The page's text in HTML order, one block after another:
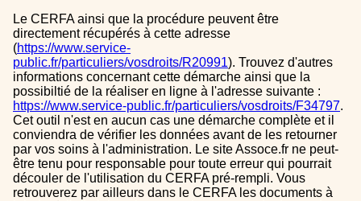
Le CERFA ainsi que la procédure peuvent être
directement récupérés à cette adresse
(https://www.service-
public.fr/particuliers/vosdroits/R20991). Trouvez d'autres
informations concernant cette démarche ainsi que la
possibiltié de la réaliser en ligne à l'adresse suivante :
https://www.service-public.fr/particuliers/vosdroits/F34797.
Cet outil n'est en aucun cas une démarche complète et il
conviendra de vérifier les données avant de les retourner
par vos soins à l'administration. Le site Assoce.fr ne peut-
être tenu pour responsable pour toute erreur qui pourrait
découler de l'utilisation du CERFA pré-rempli. Vous
retrouverez par ailleurs dans le CERFA les documents à